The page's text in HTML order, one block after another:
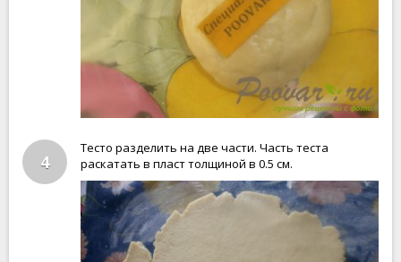
4
Тесто разделить на две части. Часть теста
раскатать в пласт толщиной в 0.5 см.